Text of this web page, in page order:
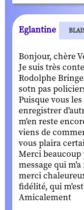
Eglantine
Bonjour, chère
Je suis très
Rodolphe
sotn pas
Puisque vous
enregistrer
m'en reste
viens de
vous plaira
Merci
message qui
merci
fidélité, qui
Amicalement